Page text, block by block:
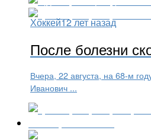
Хоккей12 лет назад
После болезни
Вчера, 22 августа, на 68-м
Иванович ...